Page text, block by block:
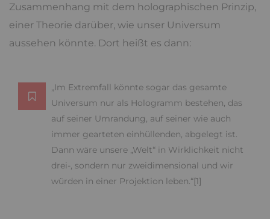
Zusammenhang mit dem holographischen Prinzip,
einer Theorie darüber, wie unser Universum
aussehen könnte. Dort heißt es dann:
„Im Extremfall könnte sogar das gesamte
Universum nur als Hologramm bestehen, das
auf seiner Umrandung, auf seiner wie auch
immer gearteten einhüllenden, abgelegt ist.
Dann wäre unsere „Welt“ in Wirklichkeit nicht
drei-, sondern nur zweidimensional und wir
würden in einer Projektion leben.“[1]